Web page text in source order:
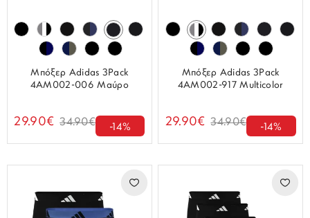
Μπόξερ Adidas 3Pack
4AM002-006 Μαύρο
29.90€ 34.90€ -14%
Μπόξερ Adidas 3Pack
4AM002-917 Multicolor
29.90€ 34.90€ -14%